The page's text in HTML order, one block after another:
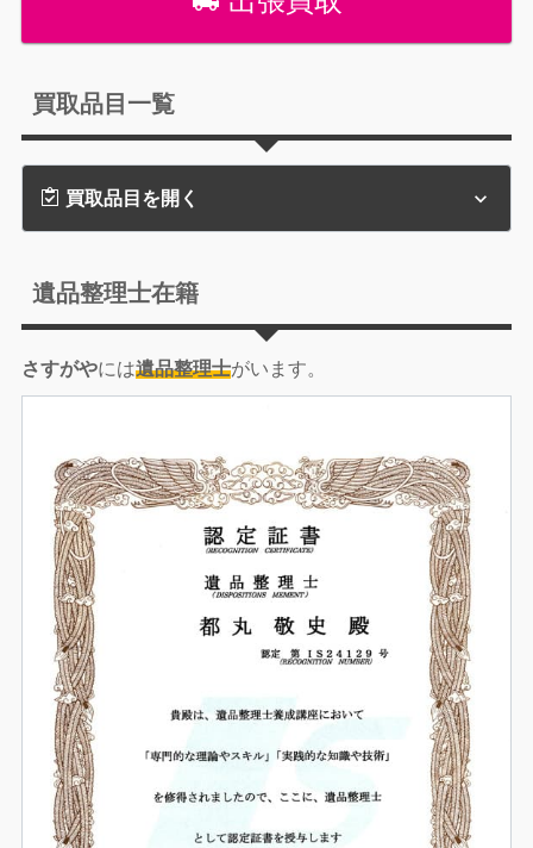
買取品目一覧
買取品目を開く
遺品整理士在籍
さすがやには遺品整理士がいます。